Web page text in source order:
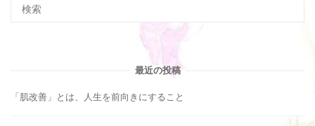
最近の投稿
「肌改善」とは、人生を前向きにすること